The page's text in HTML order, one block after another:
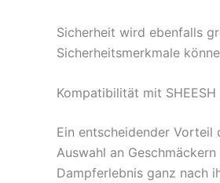
Sicherheit wird ebenfalls
Sicherheitsmerkmale
Kompatibilität mit SHEESH
Ein entscheidender Vorteil
Auswahl an
Dampferlebnis ganz nach